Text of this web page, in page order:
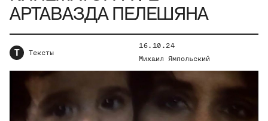
АРТАВАЗДА ПЕЛЕШЯНА
Т Тексты
16.10.24
Михаил Ямпольский